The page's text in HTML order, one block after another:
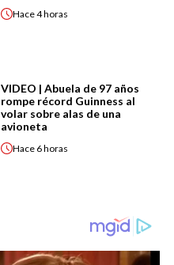
Hace4 horas
VIDEO | Abuela de 97 años
rompe récord Guinness al
volar sobre alas de una
avioneta
Hace 6 horas